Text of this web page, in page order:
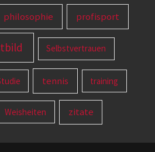
philosophie profisport
Selbstvertrauen
tennis training
Weisheiten zitate